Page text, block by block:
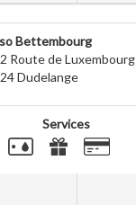
Bettembourg
Route de Luxembourg
Dudelange
Services